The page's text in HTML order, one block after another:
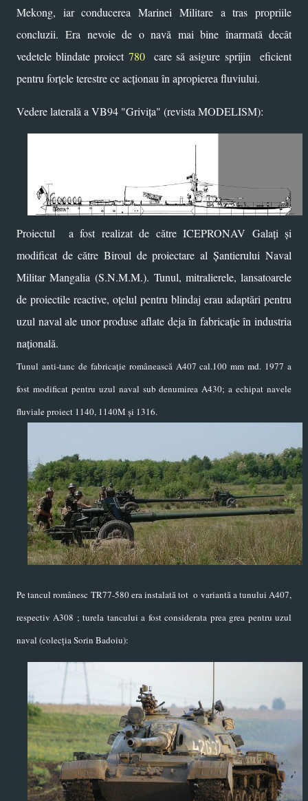
Mekong, iar conducerea Marinei Militare a tras propriile
concluzii. Era nevoie de o navă mai bine înarmată decât
vedetele blindate proiect 780care să asigure sprijin eficient
pentru forțele terestre ce acționau în apropierea fluviului.
Vedere laterală a VB94 "Grivița" (revista MODELISM):
Proiectul a fost realizat de către ICEPRONAV Galați și
modificat de către Biroul de proiectare alȘantierului Naval
Militar Mangalia (S.N.M.M.). Tunul, mitralierele, lansatoarele
de proiectile reactive, oțelul pentru blindaj erau adaptări pentru
uzul naval ale unor produse aflate deja în fabricație în industria
națională.
Tunul anti-tanc de fabricație românească A407 cal.100 mm md. 1977 a
fost modificat pentru uzul naval sub denumirea A430; a echipat navele
fluviale proiect 1140, 1140M și 1316.
Pe tancul românesc TR77-580 era instalată tot o variantă a tunului A407,
respectiv A308 ; turela tancului a fost considerata prea grea pentru uzul
naval (colecția Sorin Badoiu):